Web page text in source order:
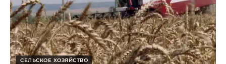
СЕЛЬСКОЕ ХОЗЯЙСТВО